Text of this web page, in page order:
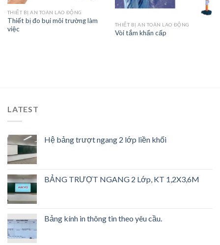
THIẾT BỊ AN TOÀN LAO ĐỘNG
Thiết bị đo bụi môi trường làm
việc
THIẾT BỊ AN TOÀN LAO ĐỘNG
Vòi tắm khẩn cấp
LATEST
Hệ bảng trượt ngang 2 lớp liền khối
BẢNG TRƯỢT NGANG 2 Lớp, KT 1,2X3,6M
Bảng kính in thông tin theo yêu cầu.